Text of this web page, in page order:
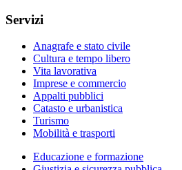
Servizi
Anagrafe e stato civile
Cultura e tempo libero
Vita lavorativa
Imprese e commercio
Appalti pubblici
Catasto e urbanistica
Turismo
Mobilità e trasporti
Educazione e formazione